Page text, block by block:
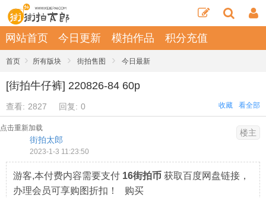
网站首页 今日更新 模拍作品 积分充值
首页 › 所有版块 › 街拍售图 › 今日最新
[街拍牛仔裤] 220826-84 60p
查看: 2827 回复: 0 看全部
收藏
点击重新加载
街拍太郎
2023-1-3 11:23:50
楼主
游客,本付费内容需要支付 16街拍币 获取百度网盘链接，
办理会员可享购图折扣！ 购买